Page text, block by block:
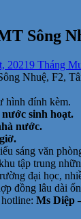
Sông
20219 Tháng
Nhuệ, F2,
hình đính kèm.
sinh hoạt.
nước.
sáng văn
tập trung
đại học,
đồng lâu dài
Ms Diệp